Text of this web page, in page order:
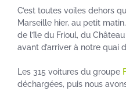
C’est toutes voiles dehors
Marseille hier, au petit
de l’île du Frioul, du
avant d’arriver à notre quai
Les 315 voitures du groupe
déchargées, puis nous